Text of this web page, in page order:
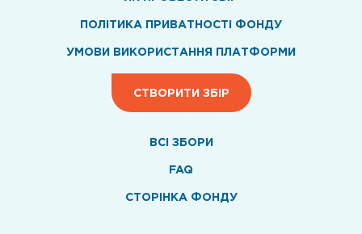
ПОЛІТИКА ПРИВАТНОСТІ ФОНДУ
УМОВИ ВИКОРИСТАННЯ ПЛАТФОРМИ
СТВОРИТИ ЗБІР
ВСI ЗБОРИ
FAQ
СТОРІНКА ФОНДУ